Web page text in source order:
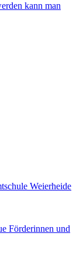
kann man
Weierheide
Förderinnen und